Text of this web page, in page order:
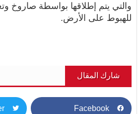
والتي يتم إطلاقها بواسطة صاروخ
للهبوط على الأرض.
شارك المقال
Facebook